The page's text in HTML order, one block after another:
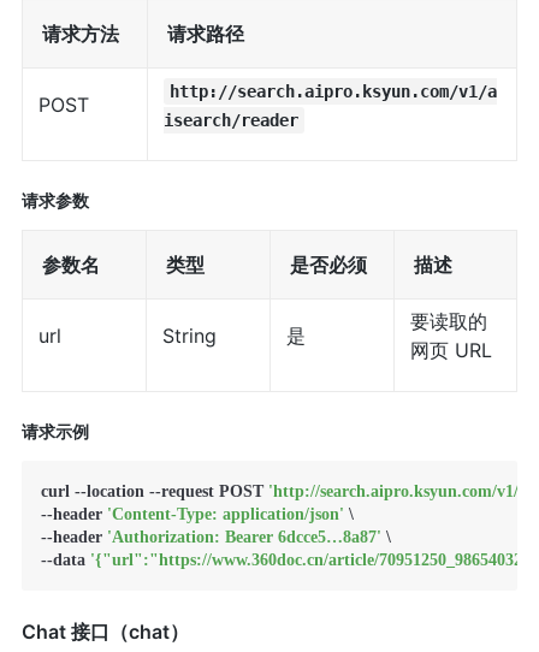
请求方法 请求路径
POST
http://search.aipro.ksyun.com/v1/a
isearch/reader
请求参数
参数名 类型 是否必须 描述
url String 是
要读取的
网页 URL
请求示例
curl --location --request POST 'http://search.aipro.ksyun.com/v1/
--header 'Content-Type: application/json' \
--header 'Authorization: Bearer 6dcce5…8a87' \
--data '{"url":"https://www.360doc.cn/article/
Chat 接口（chat）